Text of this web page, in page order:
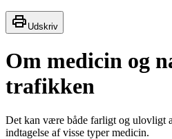
Udskriv
Om medicin og
trafikken
Det kan være både farligt og ulovligt
indtagelse af visse typer medicin.